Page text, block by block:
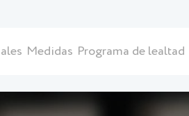
Medidas Programa de lealtad